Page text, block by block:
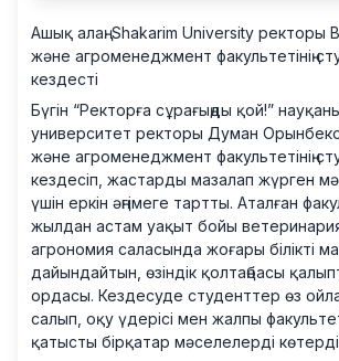
Ашық алаң: Shakarim University ректоры
және агроменеджмент факультетінің
кездесті
Бүгін “Ректорға сұрағыңды қой!”
университет ректоры Думан
және агроменеджмент факультетінің
кездесіп, жастарды мазалап жүрген
үшін еркін әңгімеге тартты. Аталған
жылдан астам уақыт бойы
агрономия саласында жоғары білікті
дайындайтын, өзіндік қолтаңбасы
ордасы. Кездесуде студенттер өз
салып, оқу үдерісі мен жалпы
қатысты бірқатар мәселелерді